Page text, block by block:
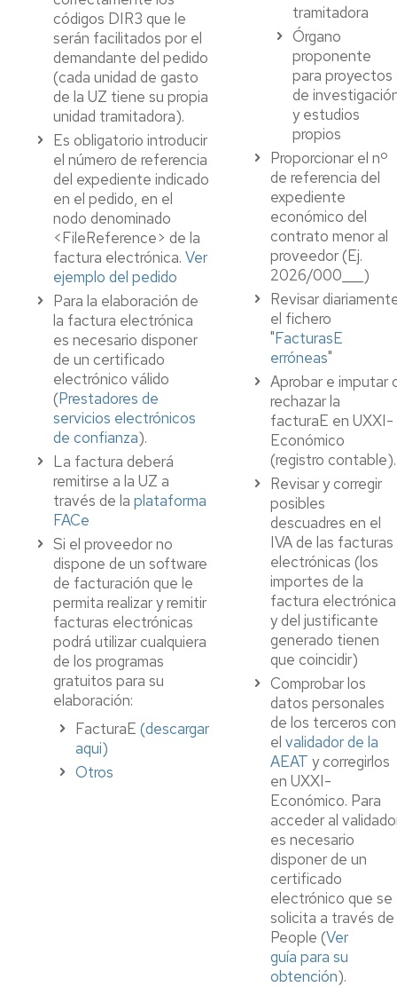
códigos DIR3 que le
serán facilitados por el
demandante del pedido
(cada unidad de gasto
de la UZ tiene su propia
unidad tramitadora).
Es obligatorio introducir
el número de referencia
del expediente indicado
en el pedido, en el
nodo denominado
<FileReference> de la
factura electrónica. Ver
ejemplo del pedido
Para la elaboración de
la factura electrónica
es necesario disponer
de un certificado
electrónico válido
(Prestadores de
servicios electrónicos
de confianza).
La factura deberá
remitirse a la UZ a
través de la plataforma
FACe
Si el proveedor no
dispone de un software
de facturación que le
permita realizar y remitir
facturas electrónicas
podrá utilizar cualquiera
de los programas
gratuitos para su
elaboración:
FacturaE (descargar
aqui)
Otros
tramitadora
Órgano
proponente
para proyectos
de
y estudios
propios
Proporcionar el nº
de referencia del
expediente
económico del
contrato menor al
proveedor (Ej.
2026/000___)
Revisar
el fichero
"FacturasE
erróneas"
Aprobar e imputar
rechazar la
facturaE en UXXI-
Económico
(registro contable).
Revisar y corregir
posibles
descuadres en el
IVA de las facturas
electrónicas (los
importes de la
factura electrónica
y del justificante
generado tienen
que coincidir)
Comprobar los
datos personales
de los terceros con
el validador de la
AEAT y corregirlos
en UXXI-
Económico. Para
acceder al
es necesario
disponer de un
certificado
electrónico que se
solicita a través de
People (Ver
guía para su
obtención).